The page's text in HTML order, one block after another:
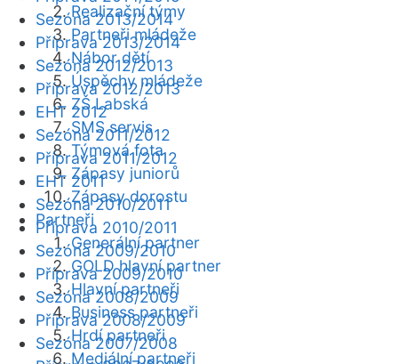
Realizační týmy
Partneři mládeže
Nábor dětí
Úspěchy mládeže
ZŠ Labská
SMS servis
Týmová fota
Zápasy juniorů
Zápasy dorostu
Partneři
Generální partner
GOLD hlavní partner
Hlavní partneři
Business partneři
Hrdí partneři
Mediální partneři
Sezóna 2013/2014
Příprava 2013/2014
Sezóna 2012/2013
Příprava 2012/2013
EHT 2012
Sezóna 2011/2012
Příprava 2011/2012
EHT 2011
Sezóna 2010/2011
Příprava 2010/2011
Sezóna 2009/2010
Příprava 2009/2010
Sezóna 2008/2009
Příprava 2008/2009
Sezóna 2007/2008